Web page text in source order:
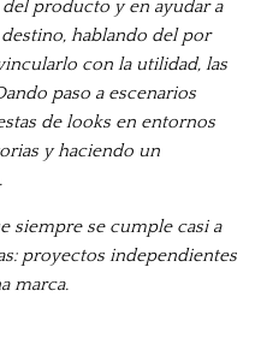
producto y en ayudar a
hablando del por
con la utilidad, las
paso a escenarios
de looks en entornos
y haciendo un
siempre se cumple casi a
proyectos independientes
marca.